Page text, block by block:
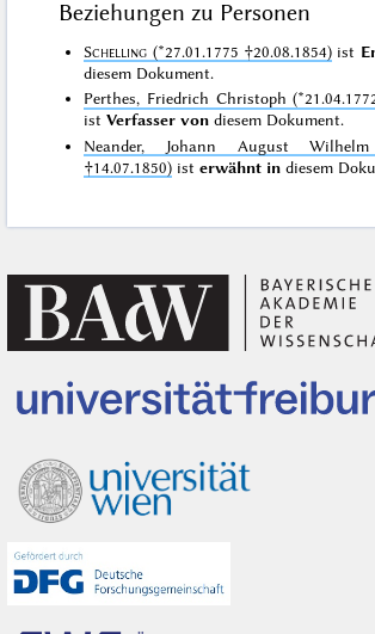
Beziehungen zu Personen
Schelling (*27.01.1775 †20.08.1854) ist
diesem Dokument.
Perthes, Friedrich Christoph
istVerfasser von diesem Dokument.
Neander, Johann August Wilhelm
†14.07.1850) isterwähnt in diesem